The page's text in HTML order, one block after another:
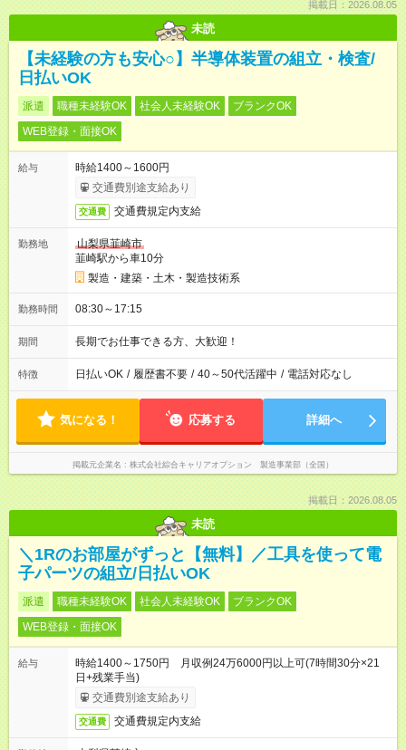
掲載日：2026.08.05
未読
【未経験の方も安心○】半導体装置の組立・検査/
日払いOK
派遣 職種未経験OK 社会人未経験OK
ブランクOK
WEB登録・面接OK
給与
時給1400～1600円
交通費別途支給あり
交通費 交通費規定内支給
勤務地
山梨県韮崎市
韮崎駅から車10分
製造・建築・土木・製造技術系
勤務時間 08:30～17:15
期間 長期でお仕事できる方、大歓迎！
特徴 日払いOK / 履歴書不要 / 40～50代活躍中 / 電話対応なし
気になる！ 応募する 詳細へ
掲載元企業名 株式会社綜合キャリアオプション 製造事業部（全国）
掲載日：2026.08.05
未読
＼1Rのお部屋がずっと【無料】／工具を使って電
子パーツの組立/日払いOK
派遣 職種未経験OK 社会人未経験OK
ブランクOK
WEB登録・面接OK
給与
時給1400～1750円 月収例24万6000円以上可(7時間30分×21
日+残業手当)
交通費別途支給あり
交通費 交通費規定内支給